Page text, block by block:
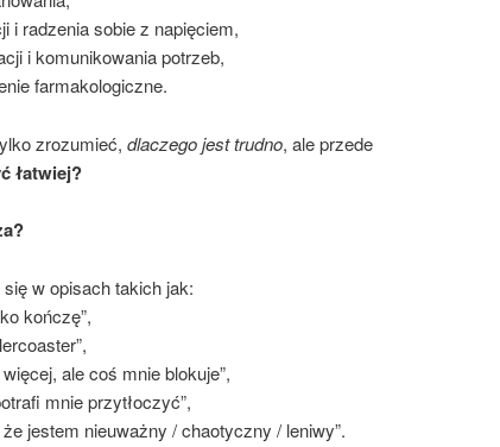
i radzenia sobie z napięciem,
i komunikowania potrzeb,
farmakologiczne.
zrozumieć, dlaczego jest trudno, ale przede
łatwiej?
w opisach takich jak:
kończę”,
ale coś mnie blokuje”,
mnie przytłoczyć”,
że jestem nieuważny / chaotyczny / leniwy”.